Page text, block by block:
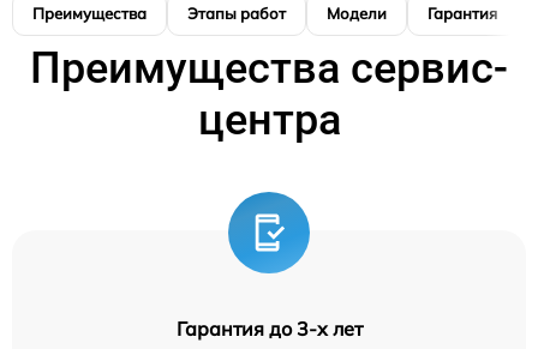
Преимущества Этапы работ Модели Гарантия
Преимущества сервис-
центра
Гарантия до 3-х лет